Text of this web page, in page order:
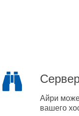
Айри
вашего